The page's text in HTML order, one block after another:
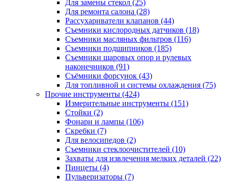
Для замены стекол (25)
Для ремонта салона (28)
Рассухариватели клапанов (44)
Съемники кислородных датчиков (18)
Съемники масляных фильтров (116)
Съемники подшипников (185)
Съемники шаровых опор и рулевых
наконечников (91)
Съёмники форсунок (43)
Для топливной и системы охлаждения (75)
Прочие инструменты (424)
Измерительные инструменты (151)
Стойки (2)
Фонари и лампы (106)
Скребки (7)
Для велосипедов (2)
Съемники стеклоочистителей (10)
Захваты для извлечения мелких деталей (22)
Пинцеты (4)
Пульверизаторы (7)